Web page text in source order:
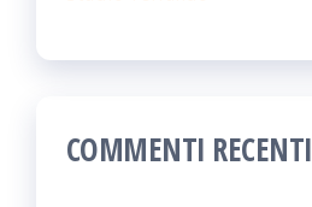
COMMENTI RECENTI